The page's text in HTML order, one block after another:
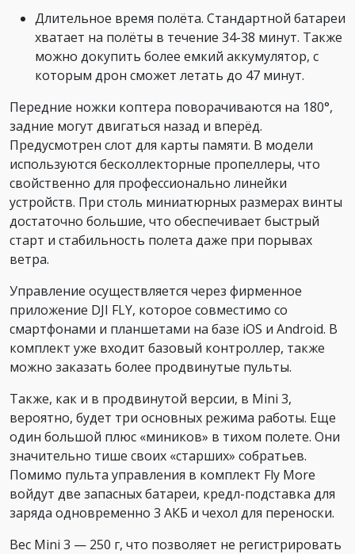
Длительное время полёта. Стандартной батареи
хватает на полёты в течение 34-38 минут. Также
можно докупить более емкий аккумулятор, с
которым дрон сможет летать до 47 минут.
Передние ножки коптера поворачиваются на 180°,
задние могут двигаться назад и вперёд.
Предусмотрен слот для карты памяти. В модели
используются бесколлекторные пропеллеры, что
свойственно для профессионально линейки
устройств. При столь миниатюрных размерах винты
достаточно большие, что обеспечивает быстрый
старт и стабильность полета даже при порывах
ветра.
Управление осуществляется через фирменное
приложение DJI FLY, которое совместимо со
смартфонами и планшетами на базе iOS и Android. В
комплект уже входит базовый контроллер, также
можно заказать более продвинутые пульты.
Также, как и в продвинутой версии, в Mini 3,
вероятно, будет три основных режима работы. Еще
один большой плюс «миников» в тихом полете. Они
значительно тише своих «старших» собратьев.
Помимо пульта управления в комплект Fly More
войдут две запасных батареи, кредл-подставка для
заряда одновременно 3 АКБ и чехол для переноски.
Вес Mini 3 — 250 г, что позволяет не регистрировать